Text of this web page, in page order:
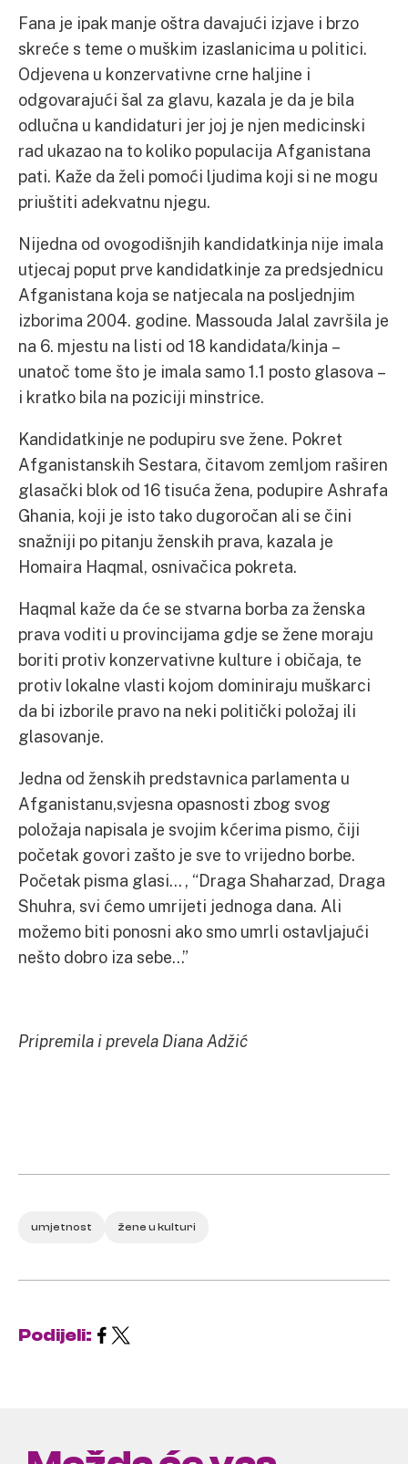
Fana je ipak manje oštra davajući izjave i brzo
skreće s teme o muškim izaslanicima u politici.
Odjevena u konzervativne crne haljine i
odgovarajući šal za glavu, kazala je da je bila
odlučna u kandidaturi jer joj je njen medicinski
rad ukazao na to koliko populacija Afganistana
pati. Kaže da želi pomoći ljudima koji si ne mogu
priuštiti adekvatnu njegu.
Nijedna od ovogodišnjih kandidatkinja nije imala
utjecaj poput prve kandidatkinje za predsjednicu
Afganistana koja se natjecala na posljednjim
izborima 2004. godine. Massouda Jalal završila je
na 6. mjestu na listi od 18 kandidata/kinja –
unatoč tome što je imala samo 1.1 posto glasova –
i kratko bila na poziciji minstrice.
Kandidatkinje ne podupiru sve žene. Pokret
Afganistanskih Sestara, čitavom zemljom raširen
glasački blok od 16 tisuća žena, podupire Ashrafa
Ghania, koji je isto tako dugoročan ali se čini
snažniji po pitanju ženskih prava, kazala je
Homaira Haqmal, osnivačica pokreta.
Haqmal kaže da će se stvarna borba za ženska
prava voditi u provincijama gdje se žene moraju
boriti protiv konzervativne kulture i običaja, te
protiv lokalne vlasti kojom dominiraju muškarci
da bi izborile pravo na neki politički položaj ili
glasovanje.
Jedna od ženskih predstavnica parlamenta u
Afganistanu,svjesna opasnosti zbog svog
položaja napisala je svojim kćerima pismo, čiji
početak govori zašto je sve to vrijedno borbe.
Početak pisma glasi… , “Draga Shaharzad, Draga
Shuhra, svi ćemo umrijeti jednoga dana. Ali
možemo biti ponosni ako smo umrli ostavljajući
nešto dobro iza sebe…”
Pripremila i prevela Diana Adžić
umjetnost žene u kulturi
Podijeli: